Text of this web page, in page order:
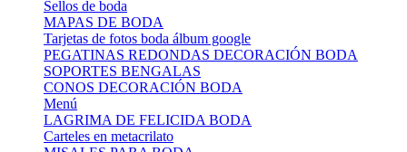
Sellos de boda
MAPAS DE BODA
Tarjetas de fotos boda álbum google
PEGATINAS REDONDAS DECORACIÓN BODA
SOPORTES BENGALAS
CONOS DECORACIÓN BODA
Menú
LAGRIMA DE FELICIDA BODA
Carteles en metacrilato